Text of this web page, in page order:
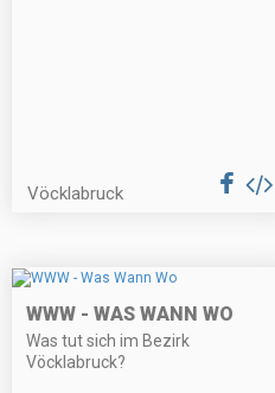
Vöcklabruck
WWW - WAS WANN WO
Was tut sich im Bezirk
Vöcklabruck?